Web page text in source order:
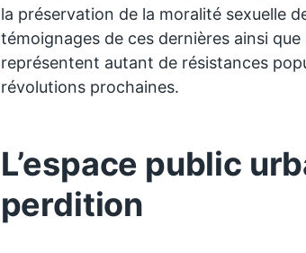
la préservation de la moralité sexuelle
témoignages de ces dernières ainsi
représentent autant de résistances
révolutions prochaines.
L’espace public
perdition